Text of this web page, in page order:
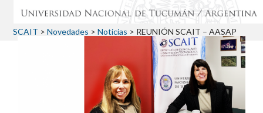
SCAIT > Novedades > Noticias > REUNIÓN SCAIT – AASAP